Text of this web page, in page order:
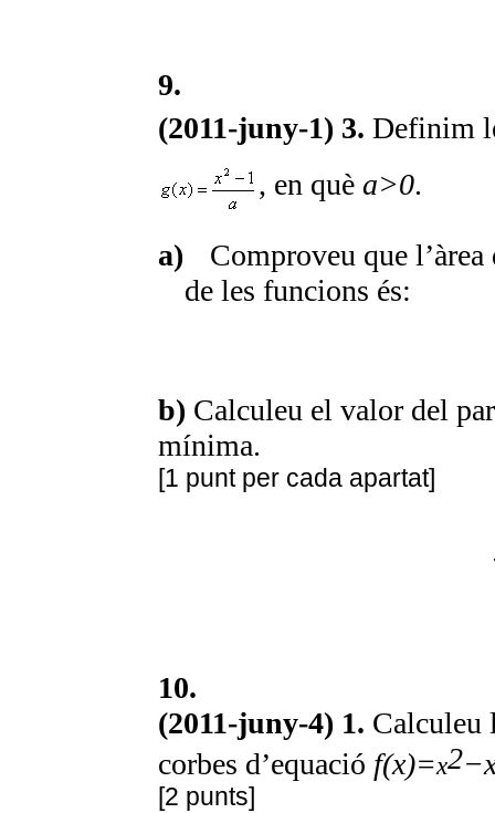
9.
(2011-juny-1) 3. Definim
, en què a>0.
a)
Comproveu que
de les funcions és:
b) Calculeu el valor del
mínima.
[1 punt per cada apartat]
10.
(2011-juny-4) 1. Calculeu
corbes d’equació f(x)=x2
[2 punts]